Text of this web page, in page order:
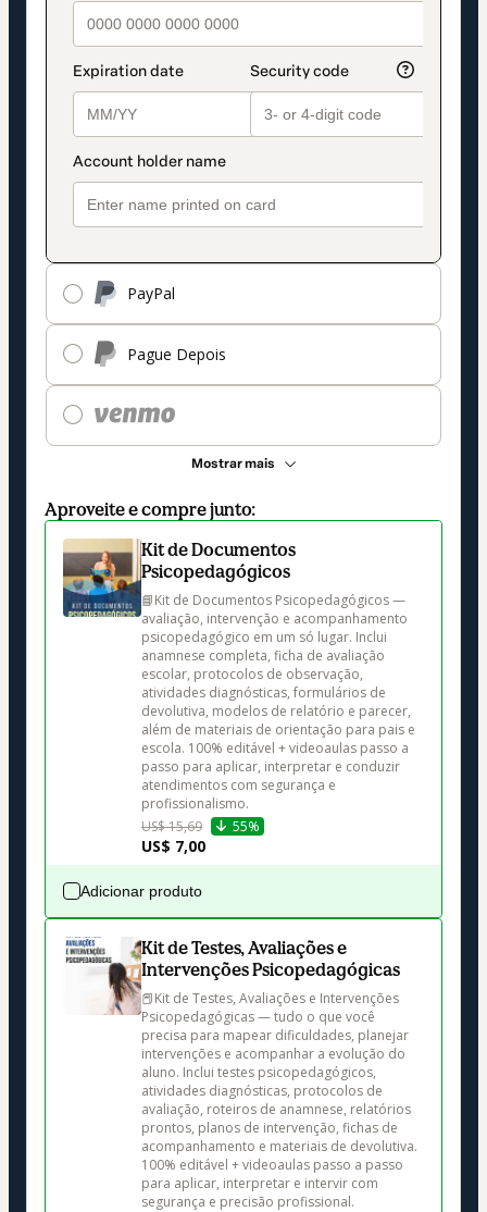
PayPal
Pague Depois
Mostrar mais
pagamento
Aproveite e compre junto:
Kit de Documentos
Psicopedagógicos
📘Kit de Documentos Psicopedagógicos —
avaliação, intervenção e acompanhamento
psicopedagógico em um só lugar. Inclui
anamnese completa, ficha de avaliação
escolar, protocolos de observação,
atividades diagnósticas, formulários de
devolutiva, modelos de relatório e parecer,
além de materiais de orientação para pais e
escola. 100% editável + videoaulas passo a
passo para aplicar, interpretar e conduzir
atendimentos com segurança e
profissionalismo.
US$ 15,69
55%
US$ 7,00
Adicionar produto
Kit de Testes, Avaliações e
Intervenções Psicopedagógicas
📕Kit de Testes, Avaliações e Intervenções
Psicopedagógicas — tudo o que você
precisa para mapear dificuldades, planejar
intervenções e acompanhar a evolução do
aluno. Inclui testes psicopedagógicos,
atividades diagnósticas, protocolos de
avaliação, roteiros de anamnese, relatórios
prontos, planos de intervenção, fichas de
acompanhamento e materiais de devolutiva.
100% editável + videoaulas passo a passo
para aplicar, interpretar e intervir com
segurança e precisão profissional.